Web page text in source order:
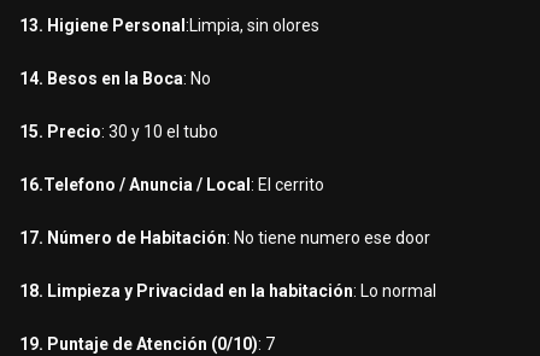
13. Higiene Personal :Limpia, sin olores
14. Besos en la Boca: No
15. Precio: 30 y 10 el tubo
16.Telefono / Anuncia / Local : El cerrito
17. Número de Habitación: No tiene numero ese door
18. Limpieza y Privacidad en la habitación: Lo normal
19. Puntaje de Atención (0/10): 7